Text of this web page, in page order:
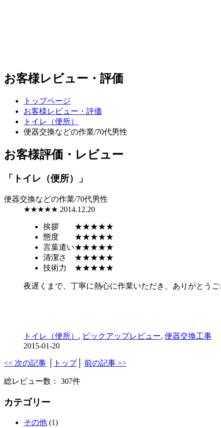
お客様レビュー・評価
トップページ
お客様レビュー・評価
トイレ（便所）
便器交換などの作業/70代男性
お客様評価・レビュー
「トイレ（便所）」
便器交換などの作業/70代男性
★★★★★ 2014.12.20
挨拶 ★★★★★
態度 ★★★★★
言葉遣い★★★★★
清潔さ ★★★★★
技術力 ★★★★★
夜遅くまで、丁寧に熱心に作業いただき、ありがとうご
トイレ（便所） , ピックアップレビュー, 便器交換工事
2015-01-20
<< 次の記事 トップ│ 前の記事 >>
総レビュー数： 307件
カテゴリー
その他 (1)